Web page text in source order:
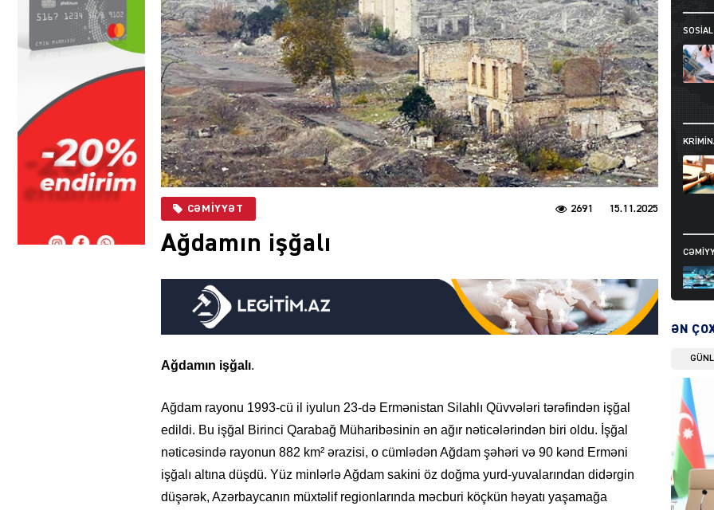
CƏMIYYƏT 15.11.2025
2691
Ağdamın işğalı
Ağdamın işğalı.
Ağdam rayonu 1993-cü il iyulun 23-də Ermənistan Silahlı Qüvvələri tərəfindən işğal
edildi. Bu işğal Birinci Qarabağ Müharibəsinin ən ağır nəticələrindən biri oldu. İşğal
nəticəsində rayonun 882 km² ərazisi, o cümlədən Ağdam şəhəri və 90 kənd Erməni
işğalı altına düşdü. Yüz minlərlə Ağdam sakini öz doğma yurd-yuvalarından didərgin
düşərək, Azərbaycanın müxtəlif regionlarında məcburi köçkün həyatı yaşamağa
SOSIAL
DÜNYA
ƏN